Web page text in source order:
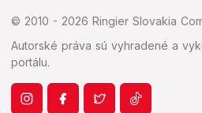
© 2010 - 2026 Ringier Slovakia
Autorské práva sú vyhradené a
portálu.